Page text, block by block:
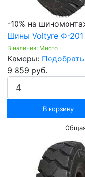
-10% на
Шины Voltyre Ф-201
В наличии: Много
Камеры: Подобрать
9 859 руб.
В корзину